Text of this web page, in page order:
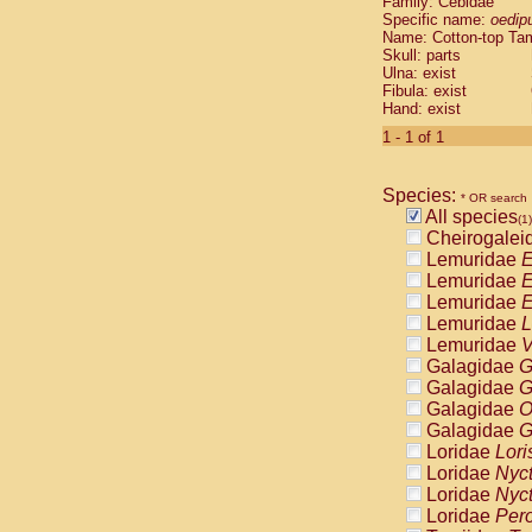
Cebidae
Cebidae
Cebidae
Cebidae
Cebidae
Cebidae
Cebidae
Cebidae
Cebidae
Cebidae
Cebidae
Cebidae
Atelidae
Atelidae
Atelidae
Atelidae
Atelidae
Atelidae
Atelidae
Atelidae
Atelidae
Atelidae
Pitheciidae
Specific name:
Name: Cotton-top
Skull: parts
Ulna: exist
Fibula: exist
Hand: exist
1 - 1 of 1
Species: * OR search
All species(1)
Lemuridae
Lemuridae
Lemuridae
Lemuridae
Lemuridae
Galagidae
Galagidae
Galagidae
Galagidae
Loridae
Loridae
Loridae
Loridae